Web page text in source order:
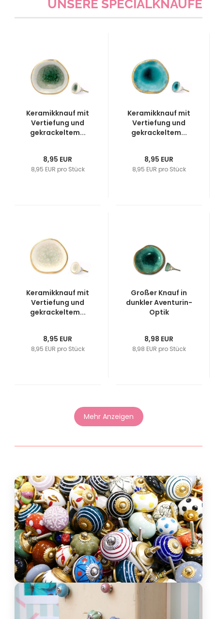
UNSERE SPECIALKNÄUFE
Keramikknauf mit
Vertiefung und
gekrackeltem...
8,95 EUR
8,95 EUR pro Stück
Keramikknauf mit
Vertiefung und
gekrackeltem...
8,95 EUR
8,95 EUR pro Stück
Keramikknauf mit
Vertiefung und
gekrackeltem...
8,95 EUR
8,95 EUR pro Stück
Großer Knauf in
dunkler Aventurin-
Optik
8,98 EUR
8,98 EUR pro Stück
Mehr Anzeigen
Special Knäufe
Klassisch. Einfach. Gut.